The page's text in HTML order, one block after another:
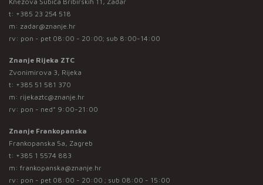
t: +385 23 254 518
m: zadar@znanje.hr
rv: pon - pet 08:00 - 20:00; sub 8:00-14:00
Znanje Rijeka ZTC
Zvonimirova 3, Rijeka
t: +385 51 581 370
m: rijekaztc@znanje.hr
rv: pon - ned* 9:00-21:00
Znanje Frankopanska
Frankopanska 5a, Zagreb
t: +385 1 5574 883
m: frankopanska@znanje.hr
rv: pon - pet 08:00 - 20:00 ; sub 08:00 - 15:00